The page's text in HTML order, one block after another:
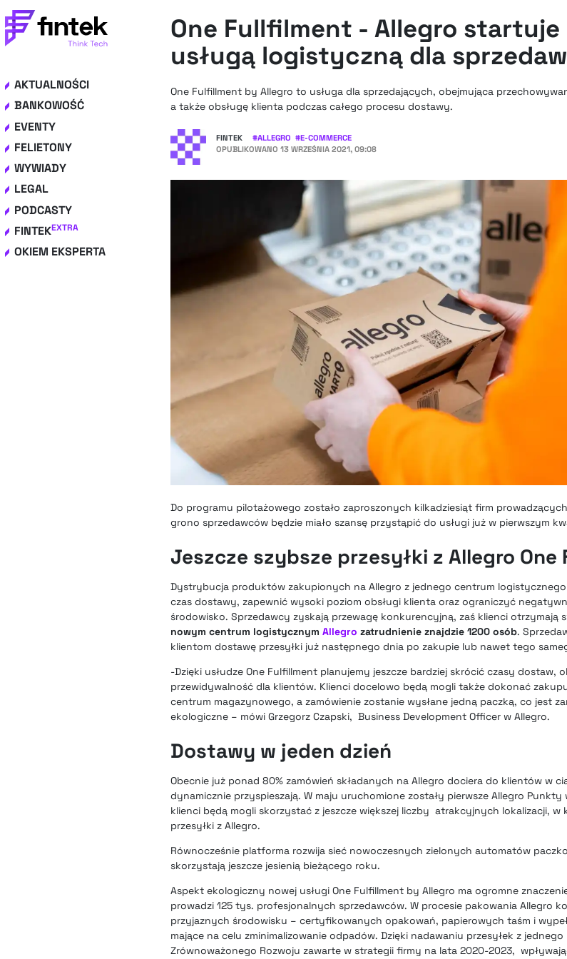
AKTUALNOŚCI
BANKOWOŚĆ
EVENTY
FELIETONY
WYWIADY
LEGAL
PODCASTY
FINTEKEXTRA
OKIEM EKSPERTA
One Fullfilment - Allegro startuje
usługą logistyczną dla
One Fulfillment by Allegro to usługa dla sprzedających, obejmująca
a także obsługę klienta podczas całego procesu dostawy.
FINTEK #ALLEGRO #E-COMMERCE
OPUBLIKOWANO 13 WRZEŚNIA 2021, 09:08
Do programu pilotażowego zostało zaproszonych kilkadziesiąt firm
grono sprzedawców będzie miało szansę przystąpić do usługi już w pierwszym
Jeszcze szybsze przesyłki z Allegro One
Dystrybucja produktów zakupionych na Allegro z jednego centrum
czas dostawy, zapewnić wysoki poziom obsługi klienta oraz ograniczyć
środowisko. Sprzedawcy zyskają przewagę konkurencyjną, zaś klienci otrzymają
nowym centrum logistycznym Allegro zatrudnienie znajdzie 1200 osób.
klientom dostawę przesyłki już następnego dnia po zakupie lub nawet tego
-Dzięki usłudze One Fulfillment planujemy jeszcze bardziej skrócić czasy dostaw,
przewidywalność dla klientów. Klienci docelowo będą mogli także dokonać
centrum magazynowego, a zamówienie zostanie wysłane jedną paczką, co jest
ekologiczne – mówi Grzegorz Czapski, Business Development Officer w Allegro.
Dostawy w jeden dzień
Obecnie już ponad 80% zamówień składanych na Allegro dociera do klientów w
dynamicznie przyspieszają. W maju uruchomione zostały pierwsze Allegro
klienci będą mogli skorzystać z jeszcze większej liczby atrakcyjnych lokalizacji,
przesyłki z Allegro.
Równocześnie platforma rozwija sieć nowoczesnych zielonych automatów
skorzystają jeszcze jesienią bieżącego roku.
Aspekt ekologiczny nowej usługi One Fulfillment by Allegro ma ogromne
prowadzi 125 tys. profesjonalnych sprzedawców. W procesie pakowania Allegro
przyjaznych środowisku – certyfikowanych opakowań, papierowych taśm i
mające na celu zminimalizowanie odpadów. Dzięki nadawaniu przesyłek z jednego
Zrównoważonego Rozwoju zawarte w strategii firmy na lata 2020-2023,